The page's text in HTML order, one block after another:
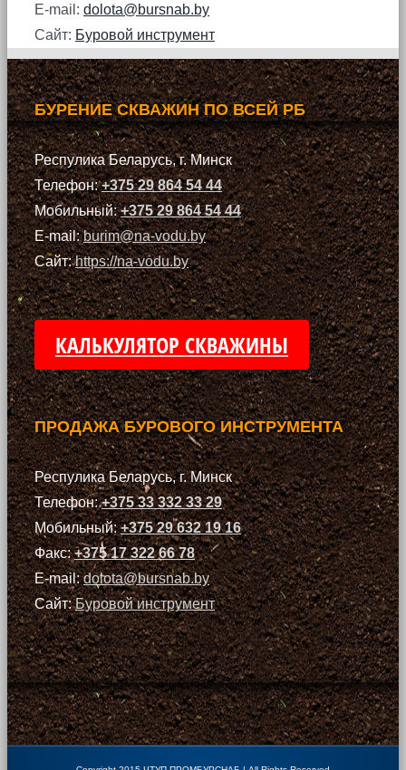
E-mail: dolota@bursnab.by
Сайт: Буровой инструмент
БУРЕНИЕ СКВАЖИН ПО ВСЕЙ РБ
Респулика Беларусь, г. Минск
Телефон:+375 29 864 54 44
Мобильный:+375 29 864 54 44
E-mail:burim@na-vodu.by
Сайт:https://na-vodu.by
КАЛЬКУЛЯТОР СКВАЖИНЫ
ПРОДАЖА БУРОВОГО ИНСТРУМЕНТА
Респулика Беларусь, г. Минск
Телефон:+375 33 332 33 29
Мобильный:+375 29 632 19 16
Факс:+375 17 322 66 78
E-mail:dolota@bursnab.by
Сайт:Буровой инструмент